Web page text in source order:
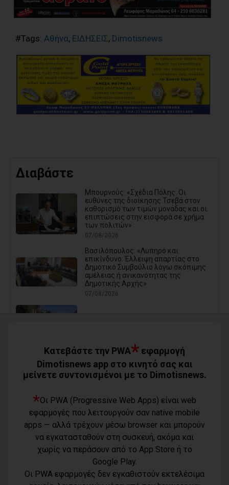
#Tags: Αθήνα, ΕΙΔΗΣΕΙΣ, Dimotisnews
Διαβάστε
Μπουρνούς: «Σχέδια Πόλης: Οι
ευθύνες της διοίκησης Τσεβά στον
καθορισμό των τιμών μονάδας και οι
επιπτώσεις στην εισφορά σε χρήμα
των πολιτών»
07/08/2026
Βασιλόπουλος: «Λυπηρό και
επικίνδυνο: Έλλειψη απαρτίας στο
Δημοτικό Συμβούλιο λόγω σκόπιμης
αμέλειας ή ανικανότητας της
Δημοτικής Αρχής»
07/08/2026
07/08/2026
Χάρης Δούκας: Η καλύτερή μου να
κατέβει για δήμαρχος ο Μπακογιάννης
07/08/2026
Κέντρο Υγείας Νέας Μάκρης: Το
φυσικοθεραπευτήριο πρόκειται να
επαναλειτουργήσει στο άμεσο μέλλον
07/08/2026
Μάτι σε πολεοδομική ομηρία: Οι
περιουσίες πάγωσαν – Οι κάτοικοι
οργανώνονται
Κατεβάστε την PWA* εφαρμογή
Dimotisnews app στο κινητό σας και
μείνετε συντονισμένοι με το Dimotisnews.
*Οι PWA (Progressive Web Apps) είναι web
εφαρμογές που λειτουργούν σαν native mobile
apps — αλλά τρέχουν μέσω browser και μπορούν
να εγκατασταθούν στη συσκευή, ακόμα και
χωρίς να περάσουν από το App Store ή το
Google Play.
Οι PWA εφαρμογές δεν εγκαθιστούν εκτελέσιμα